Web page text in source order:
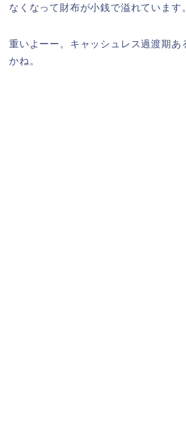
なくなって財布が小銭で溢れています。
重いよーー。キャッシュレス過渡期あ
かね。